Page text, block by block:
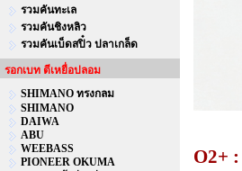
รวมคันทะเล
รวมคันชิงหลิว
รวมคันเบ็ดสปิ๋ว ปลาเกล็ด
รอกเบท ตีเหยื่อปลอม
SHIMANO ทรงกลม
SHIMANO
DAIWA
ABU
WEEBASS
PIONEER OKUMA
O2+